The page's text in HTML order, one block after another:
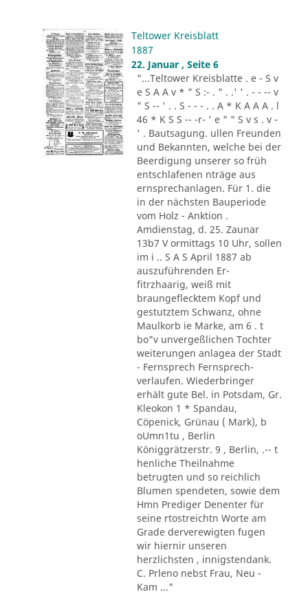
Teltower Kreisblatt
1887
22. Januar , Seite 6
"...Teltower Kreisblatte . e - S v
e S A A v * " S :- . " . .' ' . - - -- v
" S -- ' . . S - - - . . A * K A A A . l
46 * K S S -- -r- ' e " " S v s . v -
' . Bautsagung. ullen Freunden
und Bekannten, welche bei der
Beerdigung unserer so früh
entschlafenen nträge aus
ernsprechanlagen. Für 1. die
in der nächsten Bauperiode
vom Holz - Anktion .
Amdienstag, d. 25. Zaunar
13b7 V ormittags 10 Uhr, sollen
im i .. S A S April 1887 ab
auszuführenden Er-
fitrzhaarig, weiß mit
braungeflecktem Kopf und
gestutztem Schwanz, ohne
Maulkorb ie Marke, am 6 . t
bo"v unvergeßlichen Tochter
weiterungen anlagea der Stadt
- Fernsprech Fernsprech-
verlaufen. Wiederbringer
erhält gute Bel. in Potsdam, Gr.
Kleokon 1 * Spandau,
Cöpenick, Grünau ( Mark), b
oUmn1tu , Berlin
Königgrätzerstr. 9 , Berlin, .-- t
henliche Theilnahme
betrugten und so reichlich
Blumen spendeten, sowie dem
Hmn Prediger Denenter für
seine rtostreichtn Worte am
Grade derverewigten fugen
wir hiernir unseren
herzlichsten , innigstendank.
C. Prleno nebst Frau, Neu -
Kam ..."